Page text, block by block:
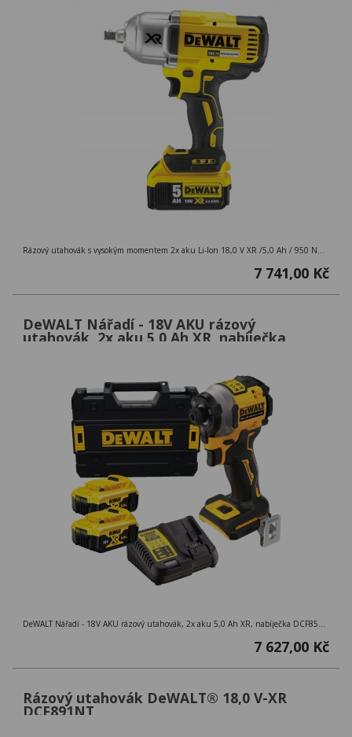
7 741,00 Kč
DeWALT Nářadí - 18V AKU rázový
utahovák, 2x aku 5,0 Ah XR, nabíječka
DeWALT Nářadí - 18V AKU rázový utahovák, 2x aku 5,0 Ah XR, nabíječka DCF850P2T
7 627,00 Kč
Rázový utahovák DeWALT® 18,0 V-XR
DCF891NT